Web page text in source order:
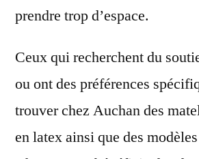
prendre trop d’espace.
Ceux qui recherchent du
ou ont des préférences
trouver chez Auchan des
en latex ainsi que des